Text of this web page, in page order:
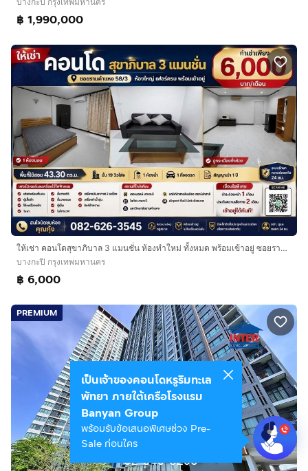
฿ 1,990,000
ให้เช่า คอนโดสุขาภิบาล 3 แมนชั่น ห้องทำใหม่ ทั้งหมด พร้อมเข้าอยู่ ซอยรามคำแหง 58-3 ห้องใหญ่ เฟอร์ครบ
บางกะปิ กรุงเทพมหานคร
฿ 6,000
PREMIUM
เป็นเจ้าของคอนโดหรูริมทะเล
พัทยา ภายใต้เครือโรงแรม
Banyan Group
พร้อมรับข้อเสนอพิเศษช่วง Pre-
Sale ก่อนใคร